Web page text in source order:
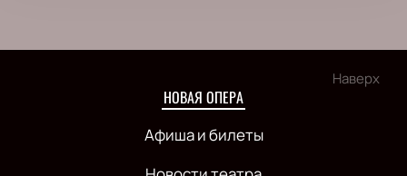
Наверх
НОВАЯ ОПЕРА
Афиша и билеты